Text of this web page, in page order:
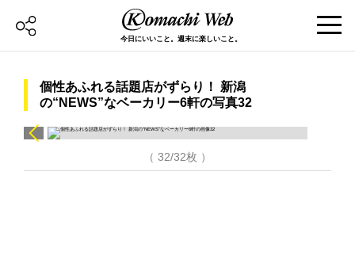
今日にいいこと。週末に楽しいこと。
個性あふれる話題店がずらり！ 新潟
の“NEWS”なベーカリー6軒の写真32
（ 32/32枚 ）